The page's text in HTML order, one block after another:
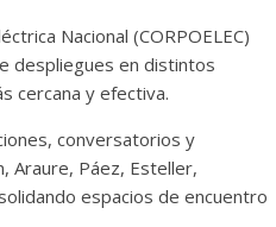
Nacional (CORPOELEC)
despliegues en distintos
cercana y efectiva.
conversatorios y
Araure, Páez, Esteller,
espacios de encuentro